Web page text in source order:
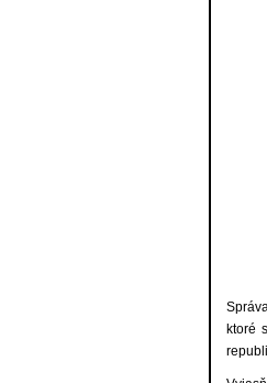
ktoré